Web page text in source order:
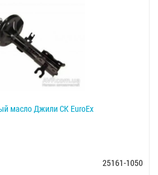
масло Джили СК EuroEx
25161-1050